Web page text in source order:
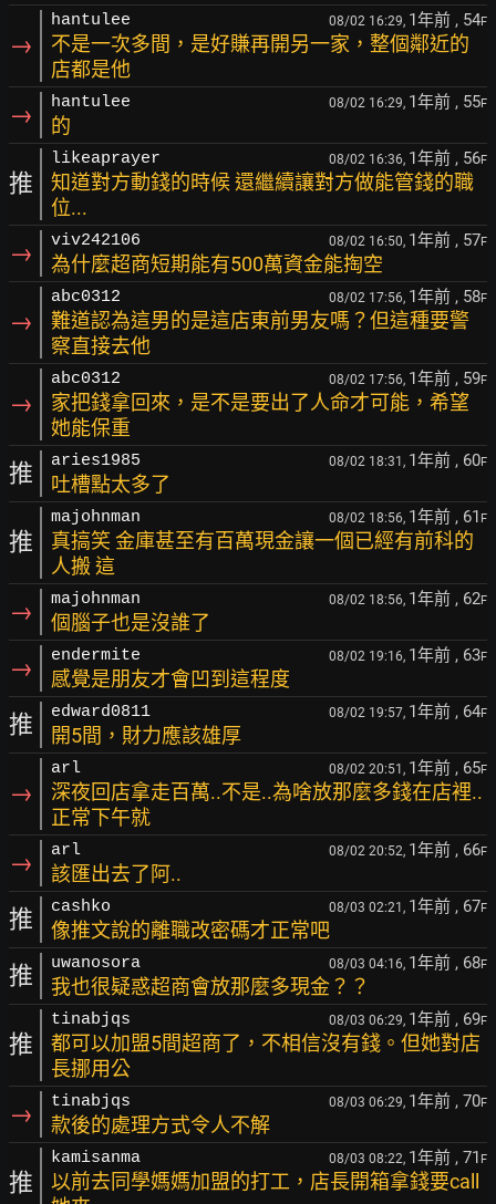
→
hantulee 08/02 16:29, 1年前 , 54F
不是一次多間，是好賺再開另一家，整個鄰近的
店都是他
→ hantulee 08/02 16:29, 1年前 , 55F
的
推
likeaprayer 08/02 16:36, 1年前 , 56F
知道對方動錢的時候 還繼續讓對方做能管錢的職
位...
→ viv242106 08/02 16:50, 1年前 , 57F
為什麼超商短期能有500萬資金能掏空
→
abc0312 08/02 17:56, 1年前 , 58F
難道認為這男的是這店東前男友嗎？但這種要警
察直接去他
→
abc0312 08/02 17:56, 1年前 , 59F
家把錢拿回來，是不是要出了人命才可能，希望
她能保重
推 aries1985 08/02 18:31, 1年前 , 60F
吐槽點太多了
推
majohnman 08/02 18:56, 1年前 , 61 F
真搞笑 金庫甚至有百萬現金讓一個已經有前科的
人搬 這
→ majohnman 08/02 18:56, 1年前 , 62F
個腦子也是沒誰了
→ endermite 08/02 19:16, 1年前 , 63F
感覺是朋友才會凹到這程度
推 edward0811 08/02 19:57, 1年前 , 64F
開5間，財力應該雄厚
→
arl 08/02 20:51, 1年前 , 65F
深夜回店拿走百萬..不是..為啥放那麼多錢在店裡..
正常下午就
→ arl 08/02 20:52, 1年前 , 66F
該匯出去了阿..
推 cashko 08/03 02:21, 1年前 , 67F
像推文說的離職改密碼才正常吧
推 uwanosora 08/03 04:16, 1年前 , 68F
我也很疑惑超商會放那麼多現金？？
推
tinabjqs 08/03 06:29, 1年前 , 69F
都可以加盟5間超商了，不相信沒有錢。但她對店
長挪用公
→ tinabjqs 08/03 06:29, 1年前 , 70F
款後的處理方式令人不解
推
kamisanma 08/03 08:22, 1年前 , 71 F
以前去同學媽媽加盟的打工，店長開箱拿錢要call